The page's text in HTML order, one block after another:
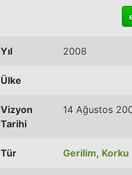
Yıl 2008
Ülke
Vizyon
Tarihi
14 Ağustos
Tür Gerilim, Korku